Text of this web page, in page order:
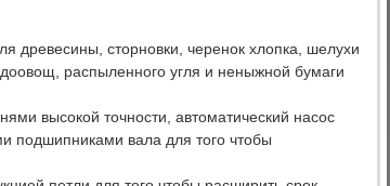
древесины, сторновки, черенок хлопка, шелухи
распыленного угля и неныжной бумаги
высокой точности, автоматический насос
подшипниками вала для того чтобы